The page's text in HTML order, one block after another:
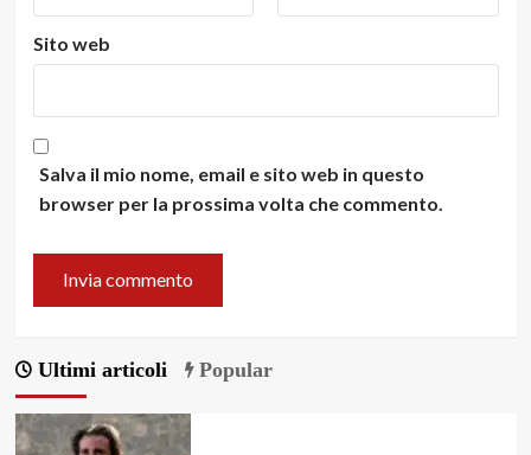
Sito web
Salva il mio nome, email e sito web in questo
browser per la prossima volta che commento.
Ultimi articoli Popular